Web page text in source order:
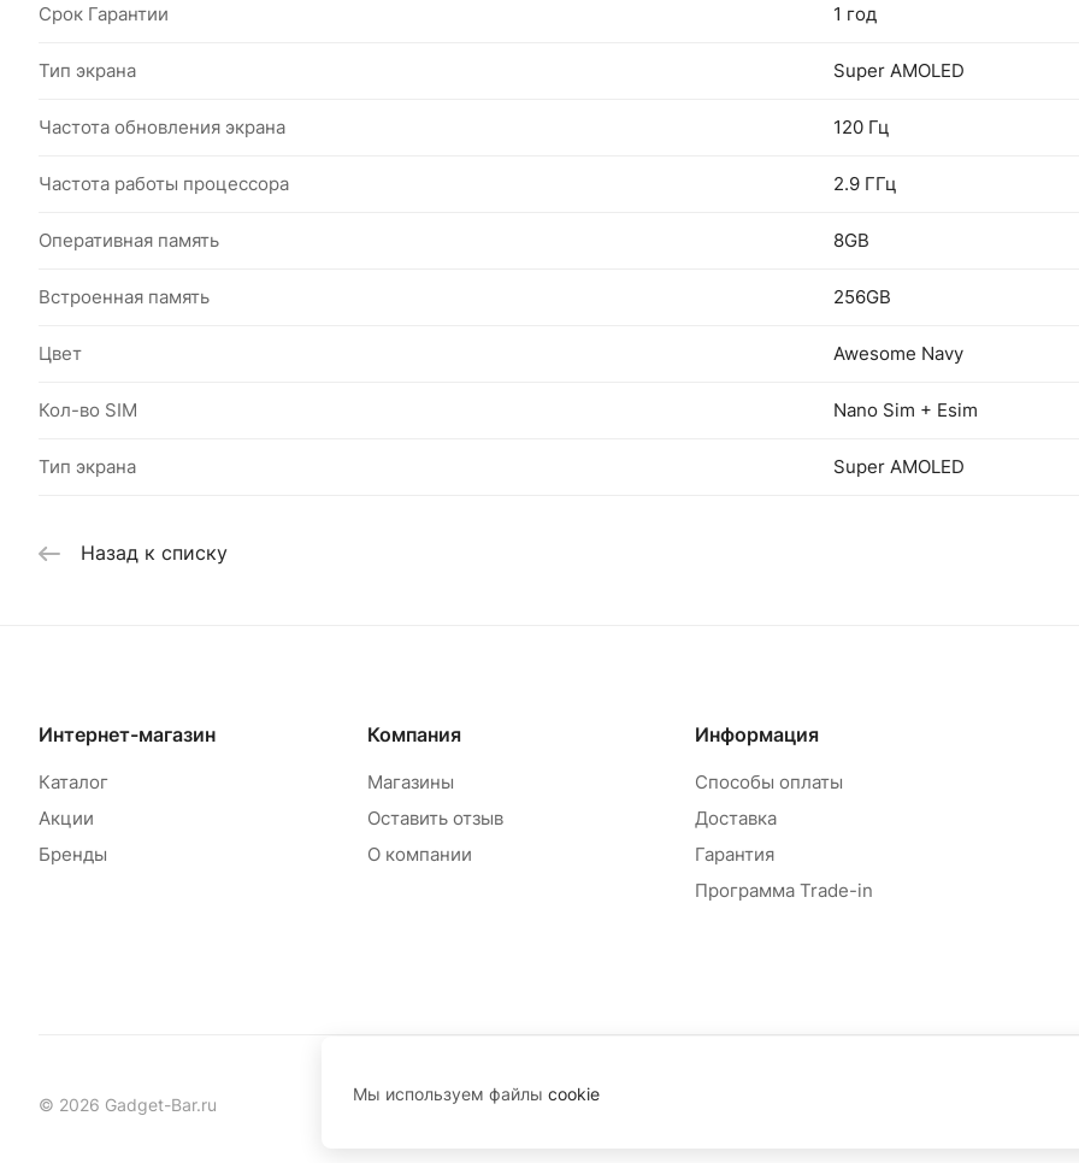
Срок Гарантии 1 год
Тип экрана Super AMOLED
Частота обновления экрана 120 Гц
Частота работы процессора 2.9 ГГц
Оперативная память 8GB
Встроенная память 256GB
Цвет Awesome Navy
Кол-во SIM Nano Sim + Esim
Тип экрана Super AMOLED
Назад к списку
Интернет-магазин
Каталог
Акции
Бренды
Компания
Магазины
Оставить отзыв
О компании
Информация
Способы оплаты
Доставка
Гарантия
Программа Trade-in
© 2026 Gadget-Bar.ru
Мы используем файлы cookie